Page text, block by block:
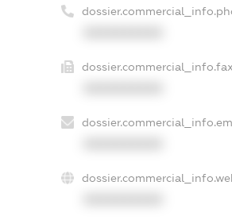
dossier.commercial_info.fax